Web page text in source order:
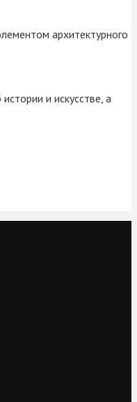
архитектурного
и искусстве, а